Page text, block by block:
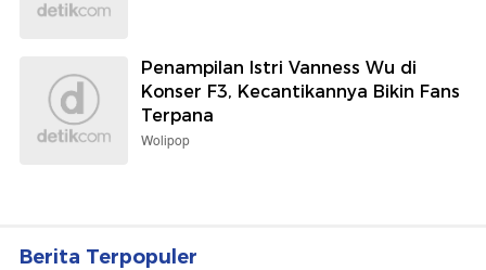
Penampilan Istri Vanness Wu di
Konser F3, Kecantikannya Bikin Fans
Terpana
Wolipop
Berita Terpopuler